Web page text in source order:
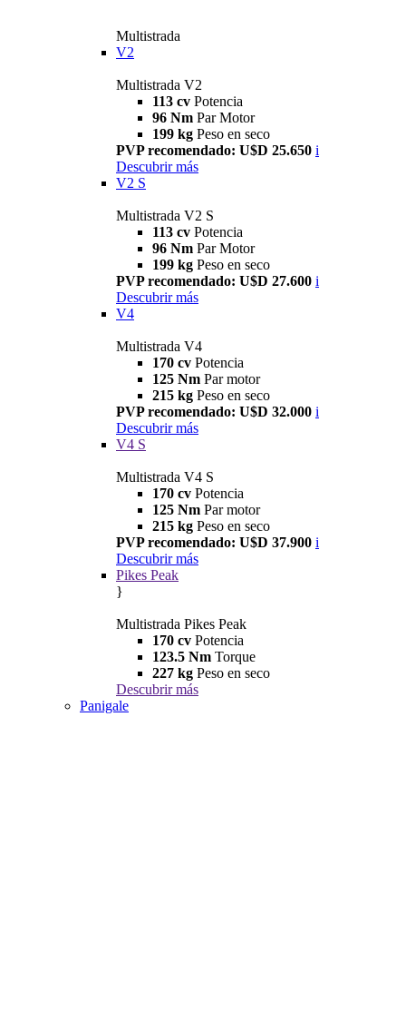
Multistrada
V2
Multistrada V2
113 cv Potencia
96 Nm Par Motor
199 kg Peso en seco
PVP recomendado: U$D 25.650 i
Descubrir más
V2 S
Multistrada V2 S
113 cv Potencia
96 Nm Par Motor
199 kg Peso en seco
PVP recomendado: U$D 27.600 i
Descubrir más
V4
Multistrada V4
170 cv Potencia
125 Nm Par motor
215 kg Peso en seco
PVP recomendado: U$D 32.000 i
Descubrir más
V4 S
Multistrada V4 S
170 cv Potencia
125 Nm Par motor
215 kg Peso en seco
PVP recomendado: U$D 37.900 i
Descubrir más
Pikes Peak
}
Multistrada Pikes Peak
170 cv Potencia
123.5 Nm Torque
227 kg Peso en seco
Descubrir más
Panigale